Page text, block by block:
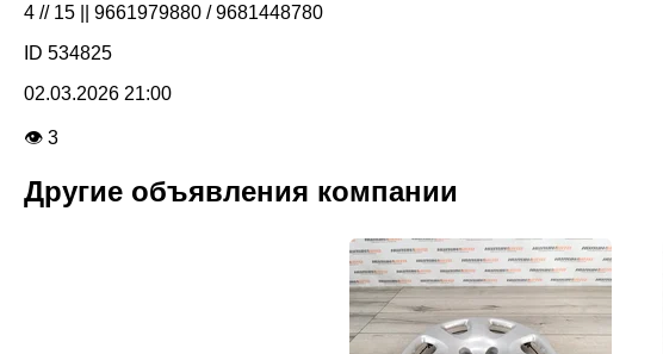
4 // 15 || 9661979880 / 9681448780
ID 534825
02.03.2026 21:00
👁 3
Другие объявления компании